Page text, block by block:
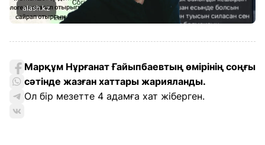
alash.kz
Марқұм Нұрғанат Ғайыпбаевтың өмірінің соңғы
сәтінде жазған хаттары жарияланды.
Ол бір мезетте 4 адамға хат жіберген.